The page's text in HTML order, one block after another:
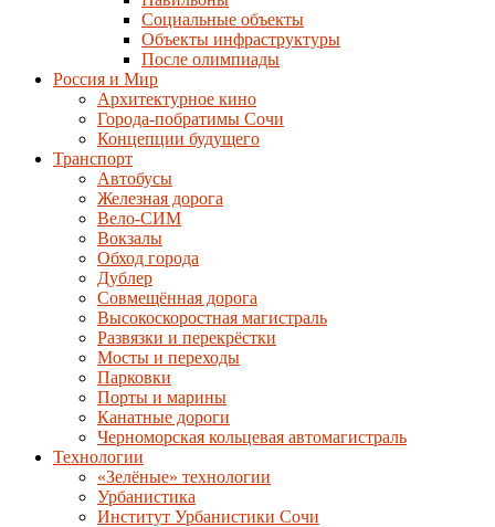
Социальные объекты
Объекты инфраструктуры
После олимпиады
Россия и Мир
Архитектурное кино
Города-побратимы Сочи
Концепции будущего
Транспорт
Автобусы
Железная дорога
Вело-СИМ
Вокзалы
Обход города
Дублер
Совмещённая дорога
Высокоскоростная магистраль
Развязки и перекрёстки
Мосты и переходы
Парковки
Порты и марины
Канатные дороги
Черноморская кольцевая автомагистраль
Технологии
«Зелёные» технологии
Урбанистика
Институт Урбанистики Сочи